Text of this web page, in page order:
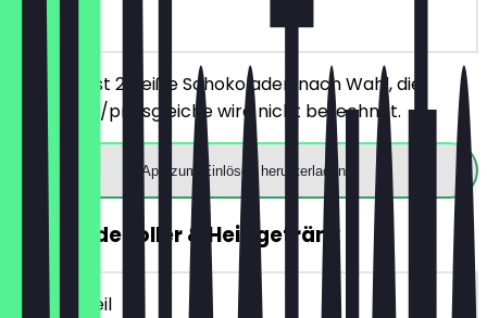
vor Ort
Du bestellst 2 Heiße Schokoladen nach Wahl, die
günstigere/preisgleiche wird nicht berechnet.
App zum Einlösen herunterladen
2für1 Flødeboller & Heißgetränk
~€ 4 Vorteil